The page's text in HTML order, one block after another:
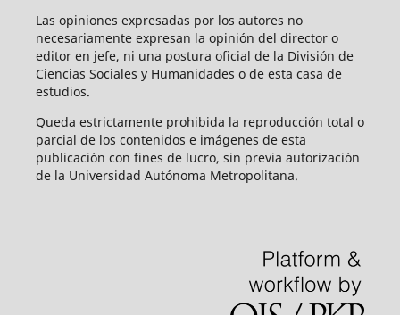
Las opiniones expresadas por los autores no
necesariamente expresan la opinión del director o
editor en jefe, ni una postura oficial de la División de
Ciencias Sociales y Humanidades o de esta casa de
estudios.
Queda estrictamente prohibida la reproducción total o
parcial de los contenidos e imágenes de esta
publicación con fines de lucro, sin previa autorización
de la Universidad Autónoma Metropolitana.